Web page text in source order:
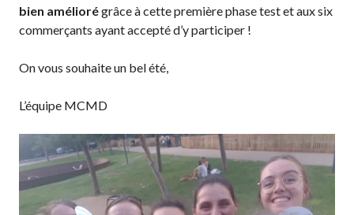
bien améliorégrâce à cette première phase test et aux six
commerçants ayant accepté d’y participer !
On vous souhaite un bel été,
L’équipe MCMD